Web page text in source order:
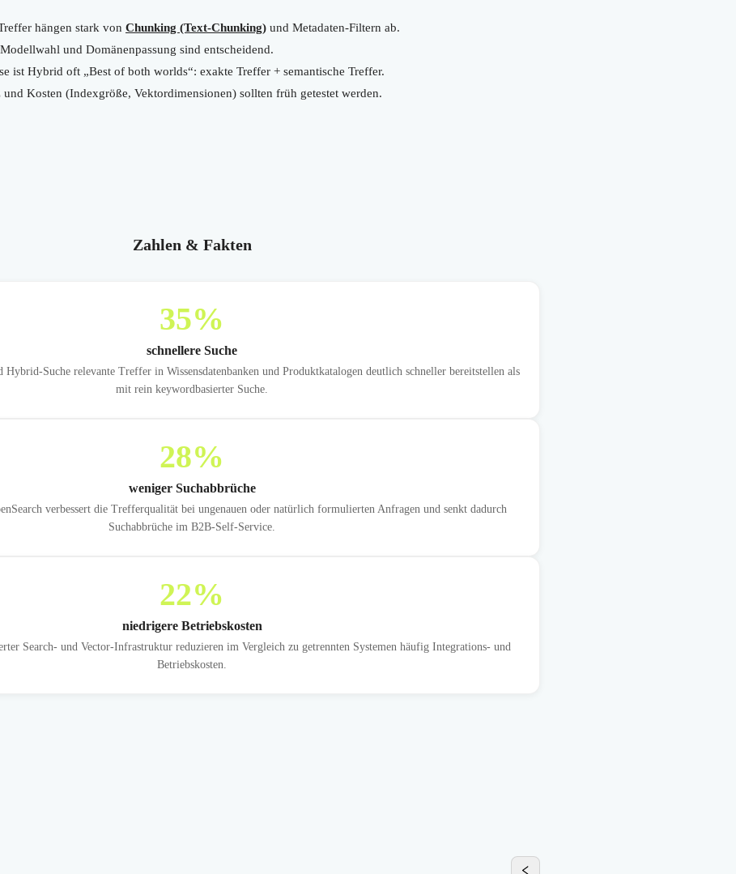
hängen stark von Chunking (Text-Chunking) und Metadaten-Filtern ab.
Modellwahl und Domänenpassung sind entscheidend.
ist Hybrid oft „Best of both worlds“: exakte Treffer + semantische Treffer.
und Kosten (Indexgröße, Vektordimensionen) sollten früh getestet werden.
Zahlen & Fakten
35%
schnellere Suche
Suche relevante Treffer in Wissensdatenbanken und Produktkatalogen deutlich schneller bereitstellen als
mit rein keywordbasierter Suche.
28%
weniger Suchabbrüche
verbessert die Trefferqualität bei ungenauen oder natürlich formulierten Anfragen und senkt dadurch
Suchabbrüche im B2B-Self-Service.
22%
niedrigere Betriebskosten
Search- und Vector-Infrastruktur reduzieren im Vergleich zu getrennten Systemen häufig Integrations- und
Betriebskosten.